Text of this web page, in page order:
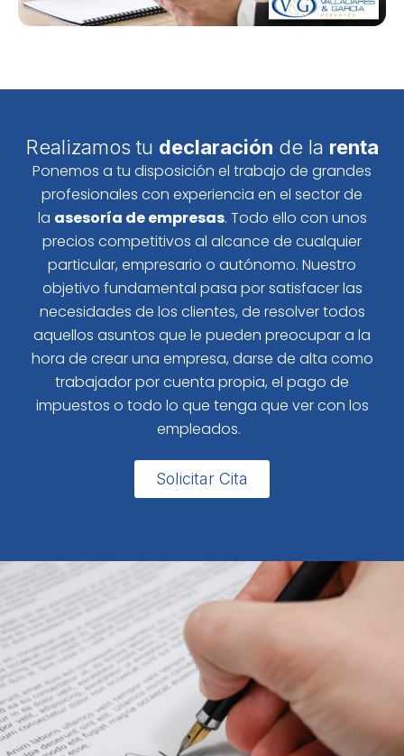
Realizamos tu declaración de la renta
Ponemos a tu disposición el trabajo de grandes
profesionales con experiencia en el sector de
la asesoría de empresas. Todo ello con unos
precios competitivos al alcance de cualquier
particular, empresario o autónomo. Nuestro
objetivo fundamental pasa por satisfacer las
necesidades de los clientes, de resolver todos
aquellos asuntos que le pueden preocupar a la
hora de crear una empresa, darse de alta como
trabajador por cuenta propia, el pago de
impuestos o todo lo que tenga que ver con los
empleados.
Solicitar Cita